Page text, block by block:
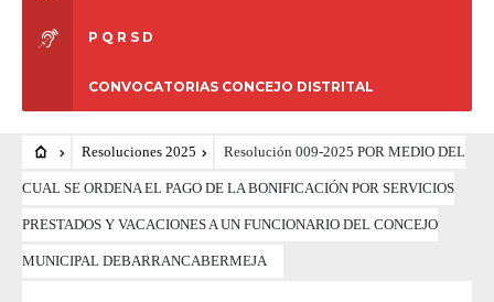
P Q R S D
CONVOCATORIAS CONCEJO DISTRITAL
Resoluciones 2025 Resolución 009-2025 POR MEDIO DEL
CUAL SE ORDENA EL PAGO DE LA BONIFICACIÓN POR SERVICIOS
PRESTADOS Y VACACIONES A UN FUNCIONARIO DEL CONCEJO
MUNICIPAL DEBARRANCABERMEJA